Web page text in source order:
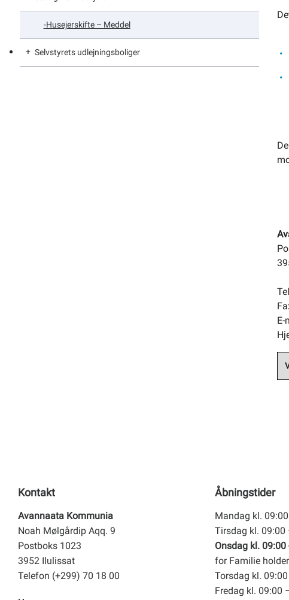
Husejerskifte – Meddel
Selvstyrets udlejningsboliger
E-
Kontakt
Avannaata Kommunia
Noah Mølgårdip Aqq. 9
Postboks 1023
3952 Ilulissat
Telefon (+299) 70 18 00
Åbningstider
Mandag kl.
Tirsdag kl. 09:00
Onsdag kl. 09:00
for Familie
Torsdag kl.
Fredag kl. 09:00